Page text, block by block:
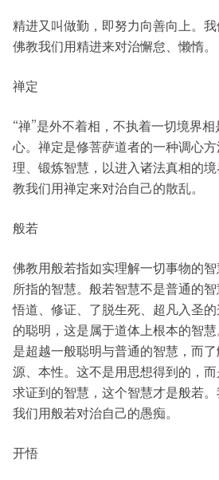
精进又叫做勤，即努力向善向上。
佛教我们用精进来对治懈怠、懒惰。
禅定
“禅”是外不着相，不执着一切境界
心。禅定是修菩萨道者的一种调心
理、锻炼智慧，以进入诸法真相的
教我们用禅定来对治自己的散乱。
般若
佛教用般若指如实理解一切事物的
所指的智慧。般若智慧不是普通的智
悟道、修证、了脱生死、超凡入圣
的聪明，这是属于道体上根本的智
是超越一般聪明与普通的智慧，而
源、本性。这不是用思想得到的，
求证到的智慧，这个智慧才是般若
我们用般若对治自己的愚痴。
开悟